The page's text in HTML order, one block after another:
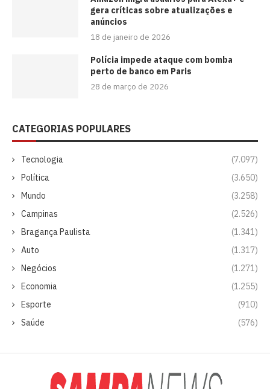
gera críticas sobre atualizações e
anúncios
18 de janeiro de 2026
Polícia impede ataque com bomba
perto de banco em Paris
28 de março de 2026
CATEGORIAS POPULARES
Tecnologia
(7.097)
Política
(3.650)
Mundo
(3.258)
Campinas
(2.526)
Bragança Paulista
(1.341)
Auto
(1.317)
Negócios
(1.271)
Economia
(1.255)
Esporte
(910)
Saúde
(576)